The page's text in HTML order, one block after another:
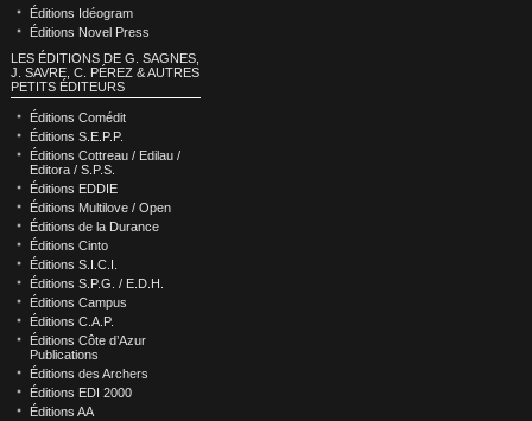
Éditions Idéogram
Éditions Novel Press
LES ÉDITIONS DE G. SAGNES,
J. SAVRE, C. PÉREZ & AUTRES
PETITS ÉDITEURS
Éditions Comédit
Éditions S.E.P.P.
Éditions Cottreau / Edilau /
Editora / S.P.S.
Éditions EDDIE
Éditions Multilove / Open
Éditions de la Durance
Éditions Cinto
Éditions S.I.C.I.
Éditions S.P.G. / E.D.H.
Éditions Campus
Éditions C.A.P.
Éditions Côte d’Azur
Publications
Éditions des Archers
Éditions EDI 2000
Éditions AA